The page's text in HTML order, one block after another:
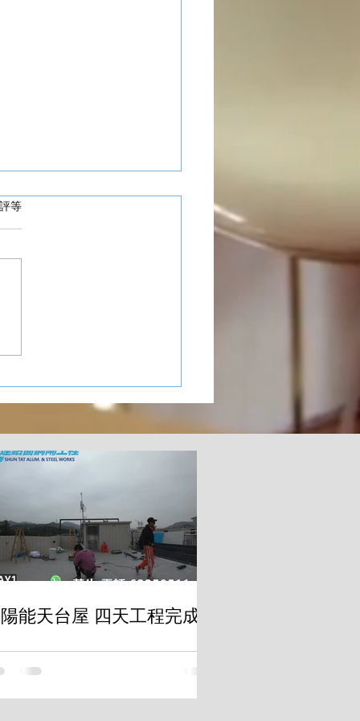
顆星）。
等
能天台屋 四天工程完成